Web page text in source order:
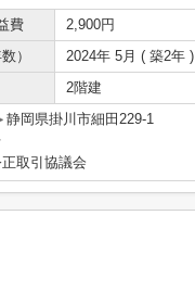
費
2,900円
）
2024年 5月 ( 築2年 )
2階建
静岡県掛川市細田229-1
取引協議会